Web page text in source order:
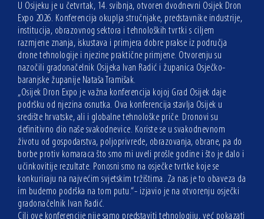
U Osijeku je u četvrtak, 14. svibnja, otvoren dvodnevni Osijek Dron
Expo 2026. Konferencija okuplja stručnjake, predstavnike industrije,
institucija, obrazovnog sektora i tehnoloških tvrtki s ciljem
razmjene znanja, iskustava i primjera dobre prakse iz područja
drone tehnologije i njezine praktične primjene. Otvorenju su
nazočili gradonačelnik Osijeka Ivan Radić i županica Osječko-
baranjske županije Nataša Tramišak.
„Osijek Dron Expo je važna konferencija kojoj Grad Osijek daje
podršku od njezina osnutka. Ova konferencija stavlja Osijek u
središte hrvatske, ali i globalne tehnološke priče. Dronovi su
definitivno dio naše svakodnevice. Koriste se u svakodnevnom
životu od gospodarstva, poljoprivrede, obrazovanja, obrane, pa do
borbe protiv komaraca što smo mi uveli prošle godine i što je dalo i
učinkovitije rezultate. Ponosni smo na osječke tvrtke koje se
konkuriraju na najvećim svjetskim tržištima. Za nas je to obaveza da
im budemo podrška na tom putu.“- izjavio je na otvorenju osječki
gradonačelnik Ivan Radić.
Cilj ove konferencije nije samo predstaviti tehnologiju, već pokazati